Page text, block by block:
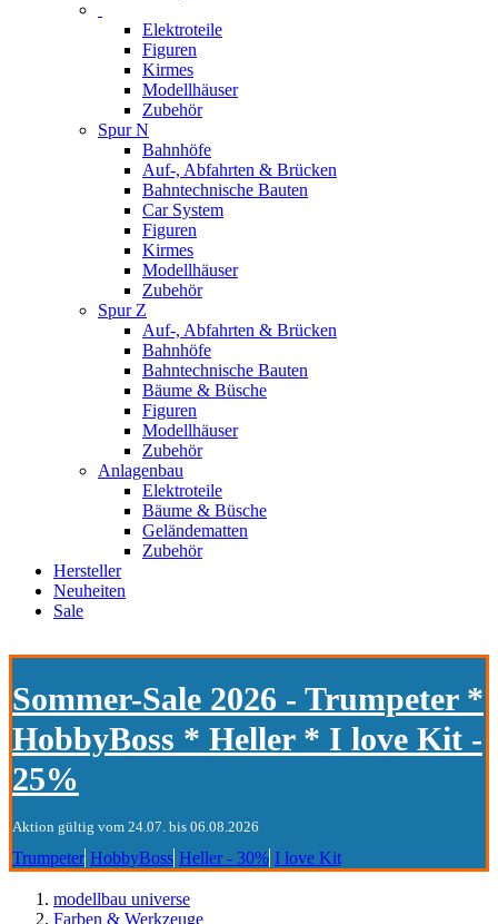
Elektroteile
Figuren
Kirmes
Modellhäuser
Zubehör
Spur N
Bahnhöfe
Auf-, Abfahrten & Brücken
Bahntechnische Bauten
Car System
Figuren
Kirmes
Modellhäuser
Zubehör
Spur Z
Auf-, Abfahrten & Brücken
Bahnhöfe
Bahntechnische Bauten
Bäume & Büsche
Figuren
Modellhäuser
Zubehör
Anlagenbau
Elektroteile
Bäume & Büsche
Geländematten
Zubehör
Hersteller
Neuheiten
Sale
Sommer-Sale 2026 - Trumpeter *
HobbyBoss * Heller * I love Kit -
25%
Aktion gültig vom 24.07. bis 06.08.2026
Trumpeter HobbyBoss Heller - 30% I love Kit
modellbau universe
Farben & Werkzeuge